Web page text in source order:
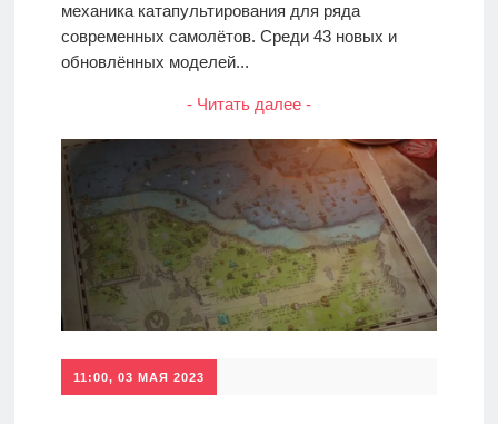
механика катапультирования для ряда
современных самолётов. Среди 43 новых и
обновлённых моделей...
- Читать далее -
11:00, 03 МАЯ 2023